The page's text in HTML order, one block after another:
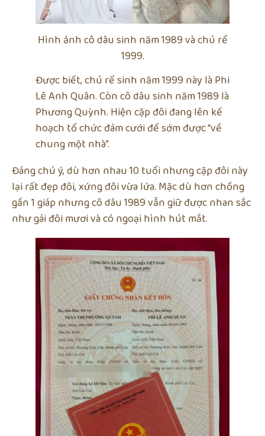
Hình ảnh cô dâu sinh năm 1989 và chú rể
1999.
Được biết, chú rể sinh năm 1999 này là Phi
Lê Anh Quân. Còn cô dâu sinh năm 1989 là
Phương Quỳnh. Hiện cặp đôi đang lên kế
hoạch tổ chức đám cưới để sớm được “về
chung một nhà”.
Đáng chú ý, dù hơn nhau 10 tuổi nhưng cặp đôi này
lại rất đẹp đôi, xứng đôi vừa lứa. Mặc dù hơn chồng
gần 1 giáp nhưng cô dâu 1989 vẫn giữ được nhan sắc
như gái đôi mươi và có ngoại hình hút mắt.